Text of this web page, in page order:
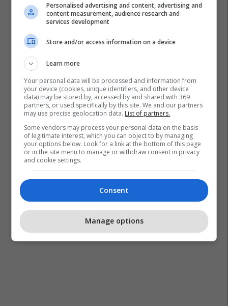
Personalised advertising and content, advertising and
content measurement, audience research and
services development
Store and/or access information on a device
Learn more
Your personal data will be processed and information from
your device (cookies, unique identifiers, and other device
data) may be stored by, accessed by and shared with 369
partners, or used specifically by this site. We and our partners
may use precise geolocation data. List of partners.
Some vendors may process your personal data on the basis
of legitimate interest, which you can object to by managing
your options below. Look for a link at the bottom of this page
or in the site menu to manage or withdraw consent in privacy
and cookie settings.
Consent
Manage options